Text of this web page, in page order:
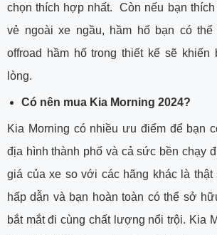
chọn thích hợp nhất. Còn nếu bạn
vẻ ngoài xe ngầu, hầm hố bạn có thể
offroad hầm hố trong thiết kế sẽ khiến
lòng.
Có nên mua Kia Morning 2024?
Kia Morning có nhiều ưu điểm để bạn
địa hình thành phố và cả sức bền chạy
giá của xe so với các hãng khác là
hấp dẫn và bạn hoàn toàn có thể sở
bắt mắt đi cùng chất lượng nổi trội. Kia